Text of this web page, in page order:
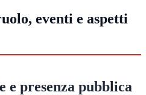
eventi e aspetti
e presenza pubblica